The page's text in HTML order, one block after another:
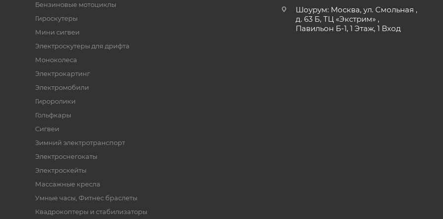
Бензиновые мотоциклы
Гироскутеры
Мини сигвеи
Электроскутеры для дрифта
Моноколеса
Электрокартинг
Электромобили
Гироролики
Гольфкары
Сигвеи
Зимний электротранспорт
Электроснегокаты
Электроскейты
Массажные кресла
Умные часы, Фитнес браслеты
Квадрокоптеры и стабилизаторы
Шоурум: Москва, ул. Смольная ,
д. 63 Б, ТЦ «Экстрим» ,
Павильон Б-1, 1 Этаж, 1 Вход